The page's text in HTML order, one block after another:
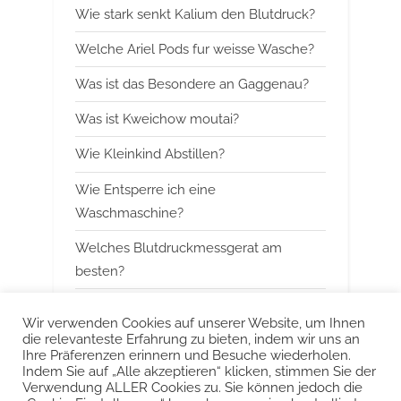
Wie stark senkt Kalium den Blutdruck?
Welche Ariel Pods fur weisse Wasche?
Was ist das Besondere an Gaggenau?
Was ist Kweichow moutai?
Wie Kleinkind Abstillen?
Wie Entsperre ich eine
Waschmaschine?
Welches Blutdruckmessgerat am
besten?
Kann man Arbeitsspeicher kombinieren?
Was ist das Besondere an Smeg?
Wir verwenden Cookies auf unserer Website, um Ihnen
die relevanteste Erfahrung zu bieten, indem wir uns an
Ihre Präferenzen erinnern und Besuche wiederholen.
Indem Sie auf „Alle akzeptieren“ klicken, stimmen Sie der
Verwendung ALLER Cookies zu. Sie können jedoch die